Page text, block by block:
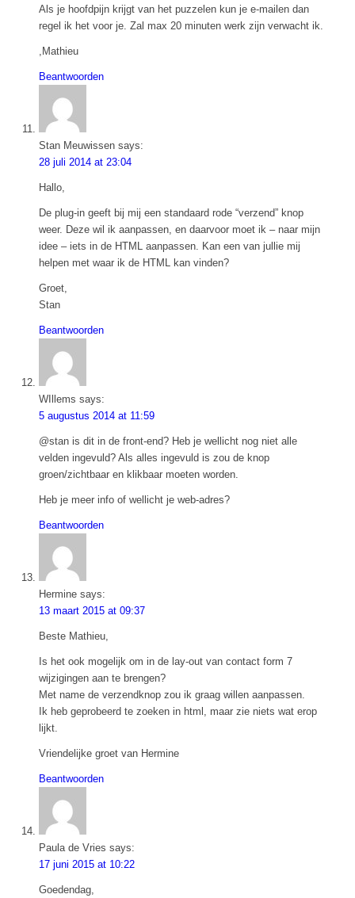
Als je hoofdpijn krijgt van het puzzelen kun je e-mailen dan
regel ik het voor je. Zal max 20 minuten werk zijn verwacht ik.
,Mathieu
Beantwoorden
Stan Meuwissen says:
28 juli 2014 at 23:04
Hallo,
De plug-in geeft bij mij een standaard rode “verzend” knop
weer. Deze wil ik aanpassen, en daarvoor moet ik – naar mijn
idee – iets in de HTML aanpassen. Kan een van jullie mij
helpen met waar ik de HTML kan vinden?
Groet,
Stan
Beantwoorden
WIllems says:
5 augustus 2014 at 11:59
@stan is dit in de front-end? Heb je wellicht nog niet alle
velden ingevuld? Als alles ingevuld is zou de knop
groen/zichtbaar en klikbaar moeten worden.
Heb je meer info of wellicht je web-adres?
Beantwoorden
Hermine says:
13 maart 2015 at 09:37
Beste Mathieu,
Is het ook mogelijk om in de lay-out van contact form 7
wijzigingen aan te brengen?
Met name de verzendknop zou ik graag willen aanpassen.
Ik heb geprobeerd te zoeken in html, maar zie niets wat erop
lijkt.
Vriendelijke groet van Hermine
Beantwoorden
Paula de Vries says:
17 juni 2015 at 10:22
Goedendag,